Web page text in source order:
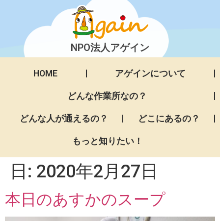
NPO法人アゲイン
HOME アゲインについて
どんな作業所なの？
どんな人が通えるの？ どこにあるの？
もっと知りたい！
日: 2020年2月27日
本日のあすかのスープ